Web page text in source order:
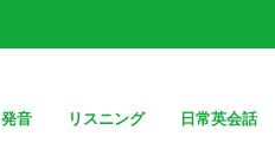
発音 リスニング 日常英会話